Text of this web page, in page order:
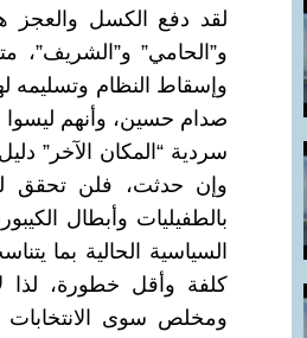
لقد دفع الكسل والعجز
و”الحامي”
وإسقاط النظام وتسليمه
صدام حسين، وأنهم ليسوا
سردية “المكان الآخر”
وإن حدثت، فلن تحقق
بالطفيليات وأبطال
السياسية الحالية بما
كلفة وأقل خطورة، لذا
ومخلص سوى الانتخابات